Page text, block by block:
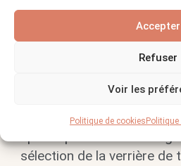
Accepter
Refuser
Voir les
Politique de cookies
150 – 400 €
Coulissante
300 – 600 €
Cette comparaison met en
l’importance de
sélection de la verrière de